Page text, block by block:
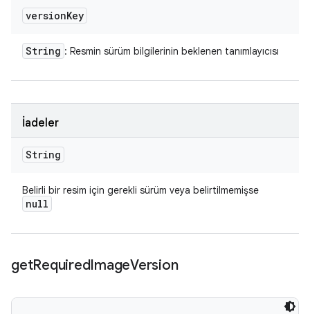
versionKey
String : Resmin sürüm bilgilerinin beklenen tanımlayıcısı
İadeler
String
Belirli bir resim için gerekli sürüm veya belirtilmemişse
null
getRequiredImageVersion